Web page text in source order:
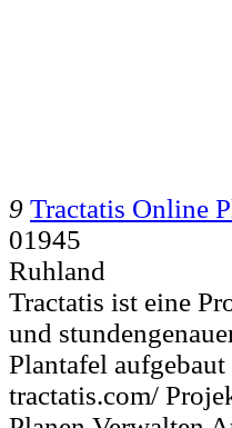
9 Tractatis Online
01945
Ruhland
Tractatis ist eine
und
Plantafel aufgebaut
tractatis.com/